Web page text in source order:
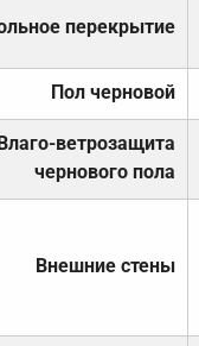
перекрытие
Пол черновой
ветрозащита
чернового пола
Внешние стены